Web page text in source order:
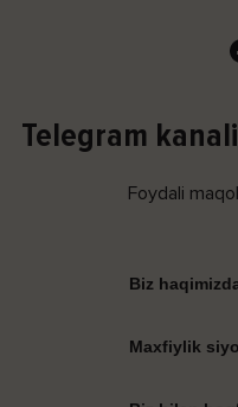
Telegram
Foydali
Biz
Maxfiylik